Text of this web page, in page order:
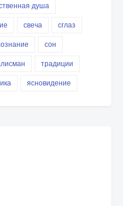
душа
свеча
сглаз
сон
традиции
ясновидение